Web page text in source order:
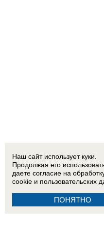
Наш сайт использует куки.
Продолжая его
даете согласие на
cookie и пользовательских
ПОНЯТНО